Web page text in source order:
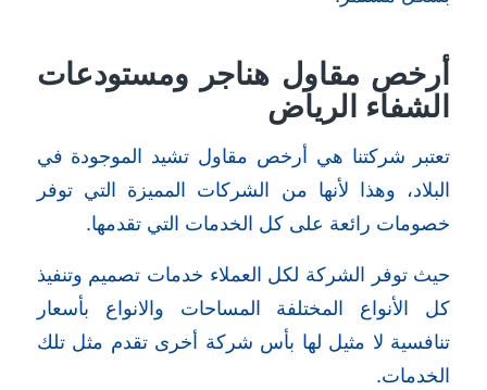
أرخص مقاول هناجر ومستودعات
الشفاء الرياض
تعتبر شركتنا هي أرخص مقاول تشيد الموجودة في
البلاد، وهذا لأنها من الشركات المميزة التي توفر
خصومات رائعة على كل الخدمات التي تقدمها.
حيث توفر الشركة لكل العملاء خدمات تصميم وتنفيذ
كل الأنواع المختلفة المساحات والانواع بأسعار
تنافسية لا مثيل لها بأس شركة أخرى تقدم مثل تلك
الخدمات.